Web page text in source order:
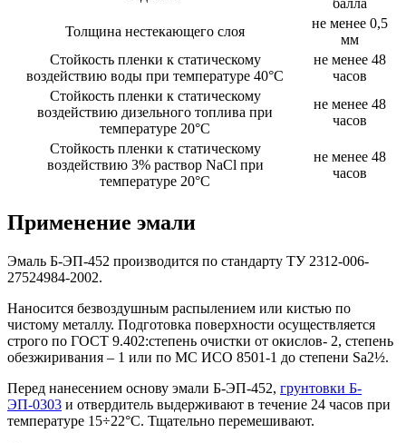
балла
Толщина нестекающего слоя
не менее 0,5
мм
Стойкость пленки к статическому
воздействию воды при температуре 40°C
не менее 48
часов
Стойкость пленки к статическому
воздействию дизельного топлива при
температуре 20°C
не менее 48
часов
Стойкость пленки к статическому
воздействию 3% раствор NaCl при
температуре 20°C
не менее 48
часов
Применение эмали
Эмаль Б-ЭП-452 производится по стандарту ТУ 2312-006-
27524984-2002.
Наносится безвоздушным распылением или кистью по
чистому металлу. Подготовка поверхности осуществляется
строго по ГОСТ 9.402:степень очистки от окислов- 2, степень
обезжиривания – 1 или по МС ИСО 8501-1 до степени Sa2½.
Перед нанесением основу эмали Б-ЭП-452, грунтовки Б-
ЭП-0303 и отвердитель выдерживают в течение 24 часов при
температуре 15÷22°С. Тщательно перемешивают.